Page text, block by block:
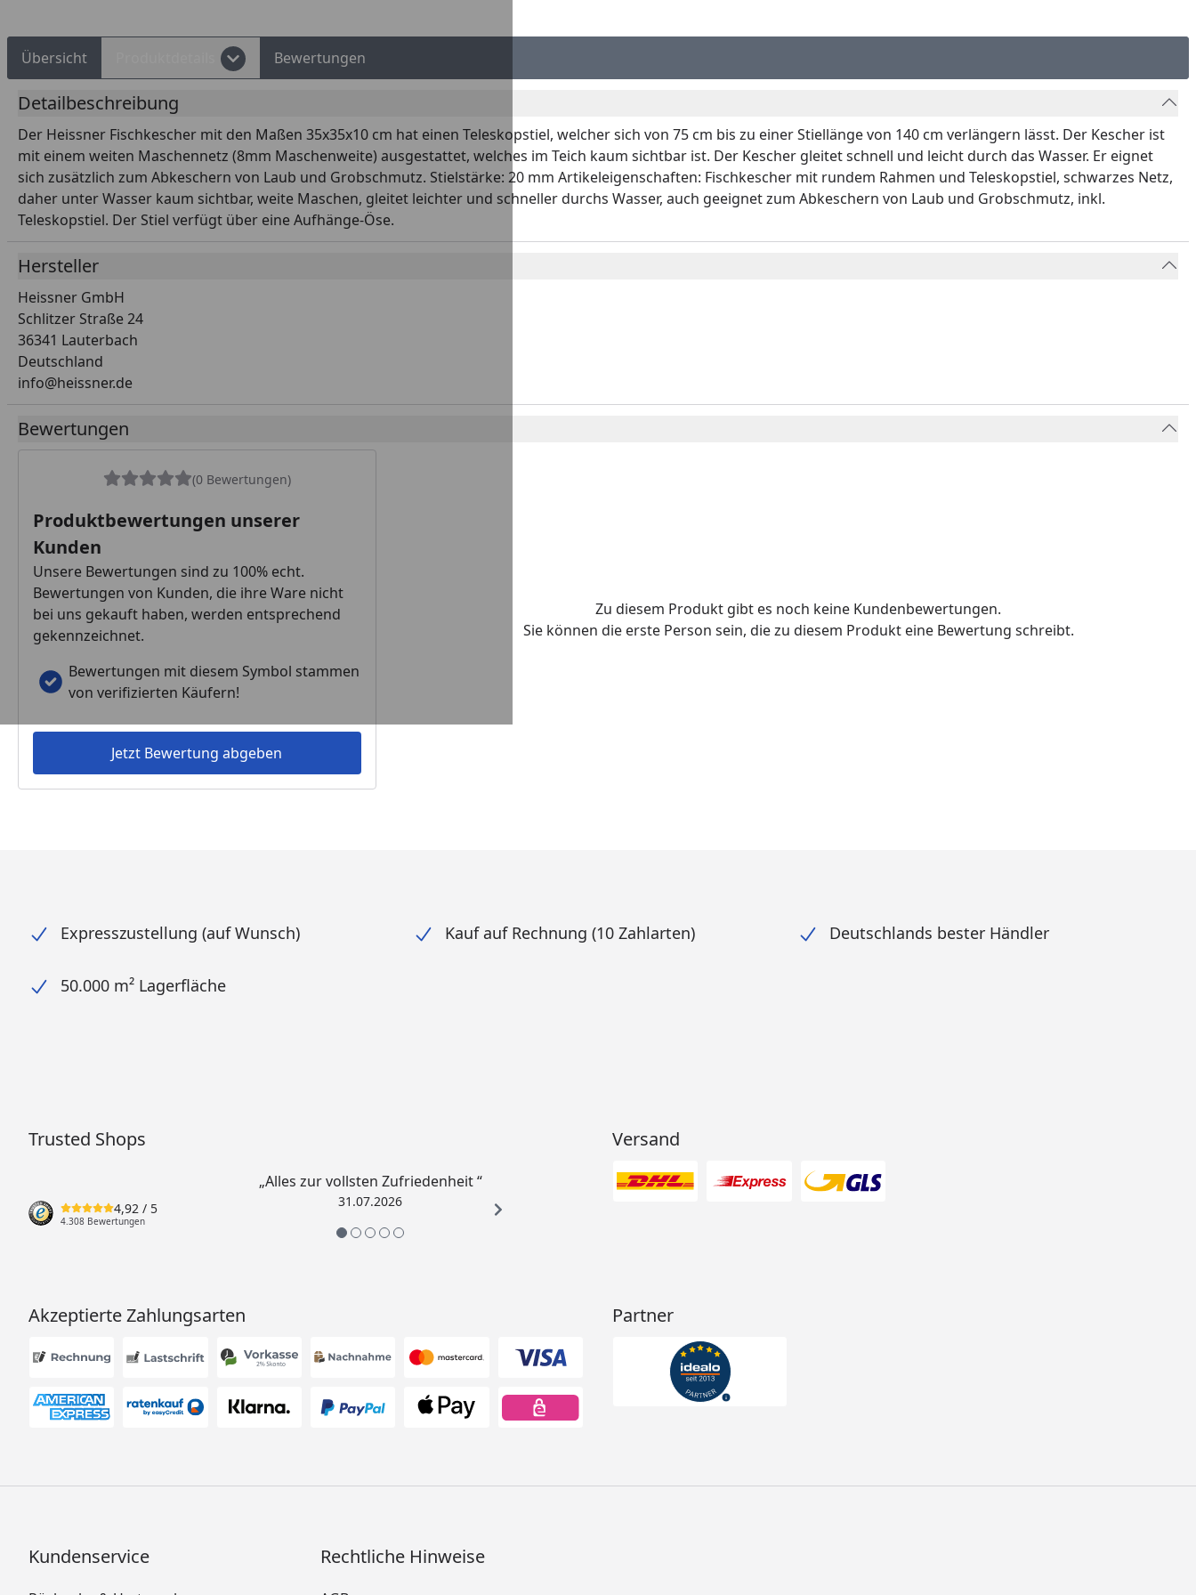
Übersicht Bewertungen
Detailbeschreibung
Der Heissner Fischkescher mit den Maßen 35x35x10 cm hat einen Teleskopstiel, welcher sich von 75 cm bis zu einer Stiellänge von 140 cm verlängern lässt. Der Kescher ist
mit einem weiten Maschennetz (8mm Maschenweite) ausgestattet, welches im Teich kaum sichtbar ist. Der Kescher gleitet schnell und leicht durch das Wasser. Er eignet
sich zusätzlich zum Abkeschern von Laub und Grobschmutz. Stielstärke: 20 mm Artikeleigenschaften: Fischkescher mit rundem Rahmen und Teleskopstiel, schwarzes Netz,
daher unter Wasser kaum sichtbar, weite Maschen, gleitet leichter und schneller durchs Wasser, auch geeignet zum Abkeschern von Laub und Grobschmutz, inkl.
Teleskopstiel. Der Stiel verfügt über eine Aufhänge-Öse.
Hersteller
Heissner GmbH
Schlitzer Straße 24
36341 Lauterbach
Deutschland
info@heissner.de
Bewertungen
(0 Bewertungen)
Produktbewertungen unserer
Kunden
Unsere Bewertungen sind zu 100% echt.
Bewertungen von Kunden, die ihre Ware nicht
bei uns gekauft haben, werden entsprechend
gekennzeichnet.
Bewertungen mit diesem Symbol stammen
von verifizierten Käufern!
Jetzt Bewertung abgeben
Zu diesem Produkt gibt es noch keine Kundenbewertungen.
Sie können die erste Person sein, die zu diesem Produkt eine Bewertung schreibt.
Expresszustellung (auf Wunsch) Kauf auf Rechnung (10 Zahlarten) Deutschlands bester Händler
50.000 m² Lagerfläche
Trusted Shops
4,92 / 5
4.308 Bewertungen
„Alles zur vollsten Zufriedenheit “
31.07.2026
Versand
Akzeptierte Zahlungsarten Partner
Kundenservice Rechtliche Hinweise